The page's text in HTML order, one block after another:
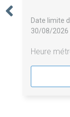
Date limite
30/08/2026
Heure